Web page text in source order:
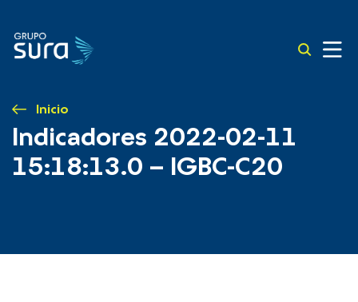
Inicio
Indicadores 2022-02-11
15:18:13.0 – IGBC-C20